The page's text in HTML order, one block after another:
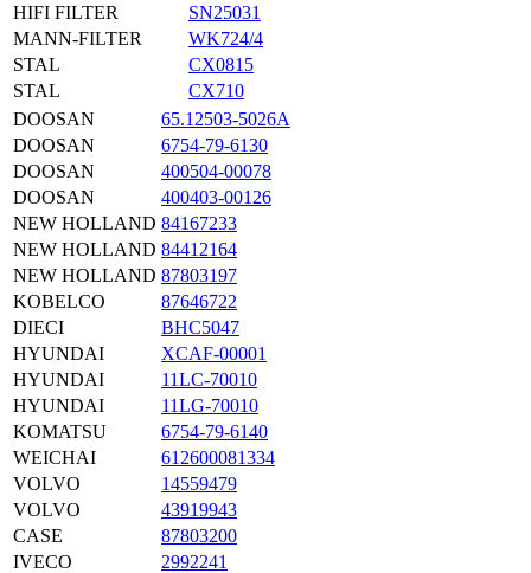
HIFI FILTER
SN25031
MANN-FILTER
WK724/4
STAL
CX0815
STAL
CX710
DOOSAN
65.12503-5026A
DOOSAN
6754-79-6130
DOOSAN
400504-00078
DOOSAN
400403-00126
NEW HOLLAND 84167233
NEW HOLLAND 84412164
NEW HOLLAND 87803197
KOBELCO
87646722
DIECI
BHC5047
HYUNDAI
XCAF-00001
HYUNDAI
11LC-70010
HYUNDAI
11LG-70010
KOMATSU
6754-79-6140
WEICHAI
612600081334
VOLVO
14559479
VOLVO
43919943
CASE
87803200
IVECO
2992241